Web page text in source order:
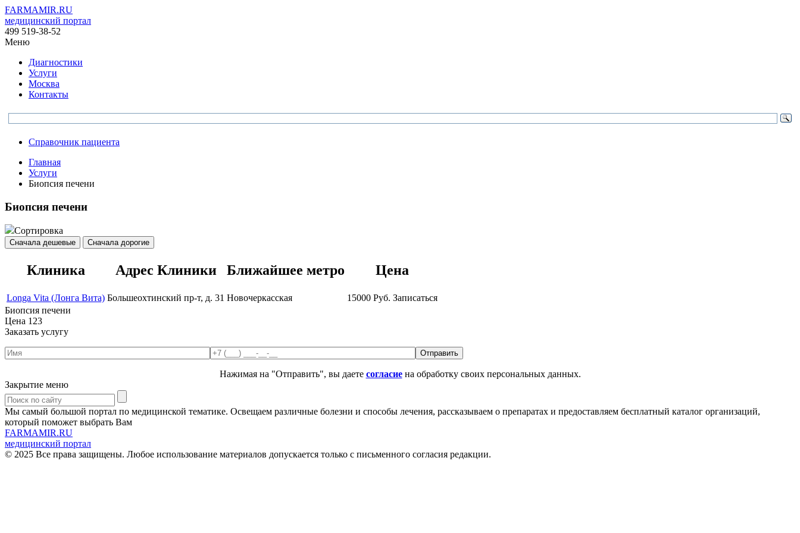
FARMAMIR.RU
медицинский портал
499 519-38-52
Меню
Диагностики
Услуги
Москва
Контакты
Справочник пациента
Главная
Услуги
Биопсия печени
Биопсия печени
Сортировка
Сначала дешевые Сначала дорогие
Клиника Адрес Клиники Ближайшее метро Цена
Longa Vita (Лонга Вита) Большеохтинский пр-т, д. 31 Новочеркасская 15000 Руб. Записаться
Биопсия печени
Цена 123
Заказать услугу
Нажимая на "Отправить", вы даете согласиена обработку своих персональных данных.
Закрытие меню
Мы самый большой портал по медицинской тематике. Освещаем различные болезни и способы лечения, рассказываем о препаратах и предоставляем бесплатный каталог организаций,
который поможет выбрать Вам
FARMAMIR.RU
медицинский портал
© 2025 Все права защищены. Любое использование материалов допускается только с письменного согласия редакции.